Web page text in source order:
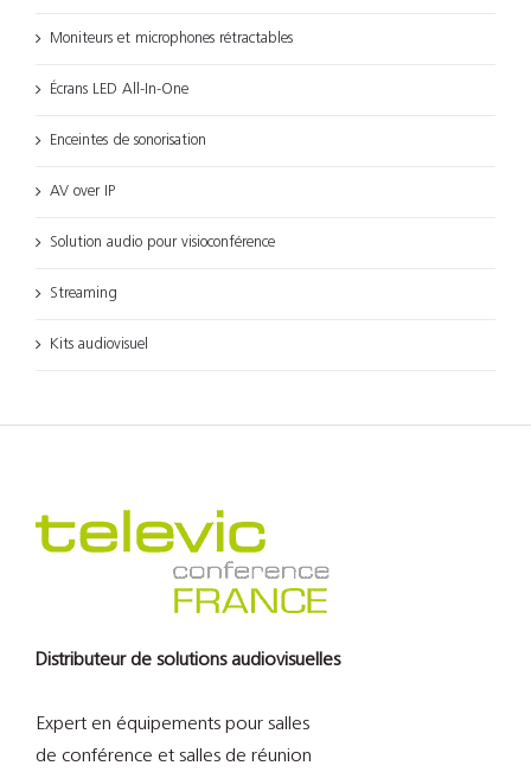
Moniteurs et microphones rétractables
Écrans LED All-In-One
Enceintes de sonorisation
AV over IP
Solution audio pour visioconférence
Streaming
Kits audiovisuel
Distributeur de solutions audiovisuelles
Expert en équipements pour salles
de conférence et salles de réunion